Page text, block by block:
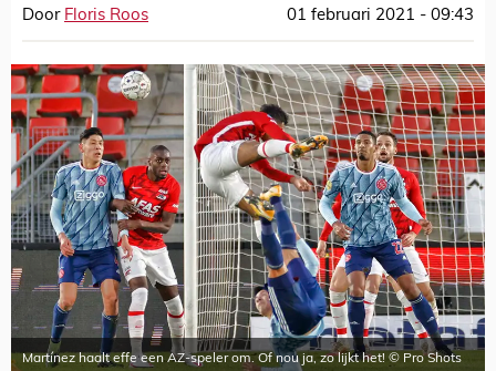
Door Floris Roos 01 februari 2021 - 09:43
Martínez haalt effe een AZ-speler om. Of nou ja, zo lijkt het! © Pro Shots